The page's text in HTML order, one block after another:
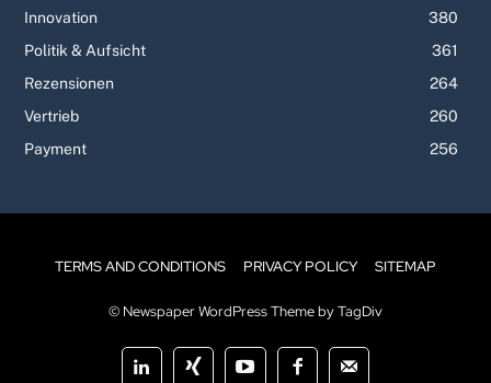
Innovation
380
Politik & Aufsicht
361
Rezensionen
264
Vertrieb
260
Payment
256
TERMS AND CONDITIONS PRIVACY POLICY SITEMAP
© Newspaper WordPress Theme by TagDiv